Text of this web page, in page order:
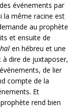
événements par
la même racine est
au prophète
et ensuite de
en hébreu et une
à dire de juxtaposer,
de lier
compte de la
Et
rend bien